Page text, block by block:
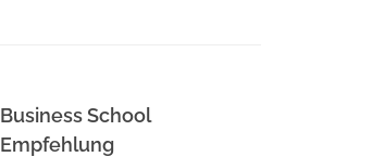
Business School
Empfehlung